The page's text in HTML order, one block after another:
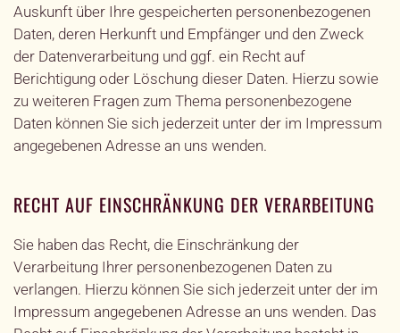
Auskunft über Ihre gespeicherten personenbezogenen
Daten, deren Herkunft und Empfänger und den Zweck
der Datenverarbeitung und ggf. ein Recht auf
Berichtigung oder Löschung dieser Daten. Hierzu sowie
zu weiteren Fragen zum Thema personenbezogene
Daten können Sie sich jederzeit unter der im Impressum
angegebenen Adresse an uns wenden.
RECHT AUF EINSCHRÄNKUNG DER VERARBEITUNG
Sie haben das Recht, die Einschränkung der
Verarbeitung Ihrer personenbezogenen Daten zu
verlangen. Hierzu können Sie sich jederzeit unter der im
Impressum angegebenen Adresse an uns wenden. Das